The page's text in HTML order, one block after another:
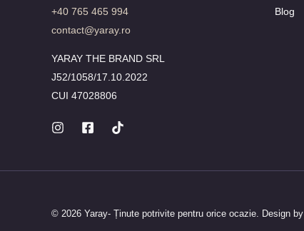
+40 765 465 994
contact@yaray.ro
YARAY THE BRAND SRL
J52/1058/17.10.2022
CUI 47028806
Blog
© 2026 Yaray- Ținute potrivite pentru orice ocazie. Design by